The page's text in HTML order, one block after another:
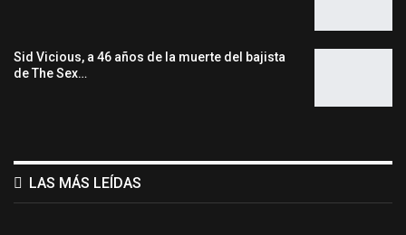
Sid Vicious, a 46 años de la muerte del bajista
de The Sex…
LAS MÁS LEÍDAS